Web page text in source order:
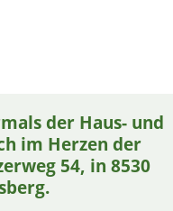
der Haus- und
im Herzen der
54, in 8530